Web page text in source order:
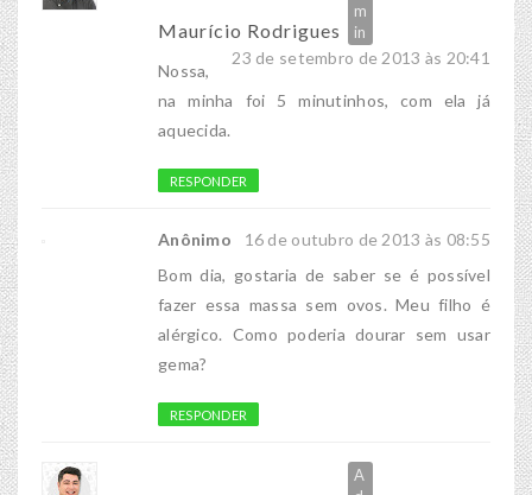
Maurício Rodrigues
23 de setembro de 2013 às 20:41
Nossa,
na minha foi 5 minutinhos, com ela já
aquecida.
RESPONDER
Anônimo
16 de outubro de 2013 às 08:55
Bom dia, gostaria de saber se é possível
fazer essa massa sem ovos. Meu filho é
alérgico. Como poderia dourar sem usar
gema?
RESPONDER